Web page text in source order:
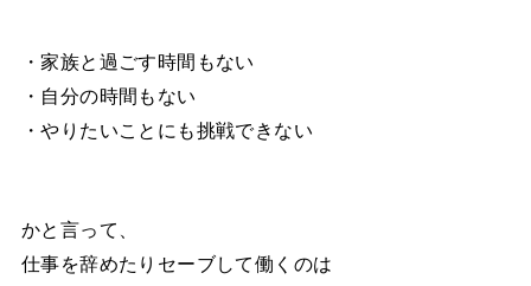
・家族と過ごす時間もない
・自分の時間もない
・やりたいことにも挑戦できない
かと言って、
仕事を辞めたりセーブして働くのは